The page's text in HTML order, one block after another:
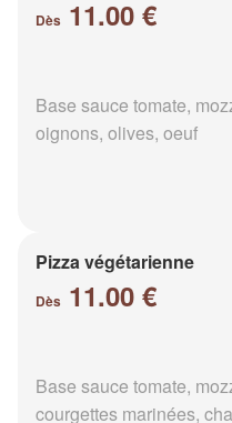
Dès 11.00 €
Base sauce tomate,
oignons, olives, oeuf
Pizza végétarienne
Dès 11.00 €
Base sauce tomate,
courgettes marinées,